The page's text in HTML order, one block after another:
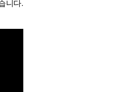
니다.